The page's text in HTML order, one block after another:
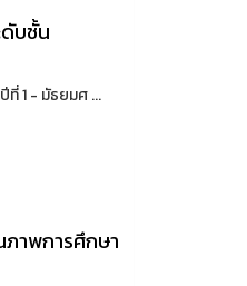
บชั้น
1 - มัธยมศ ...
ภาพการศึกษา